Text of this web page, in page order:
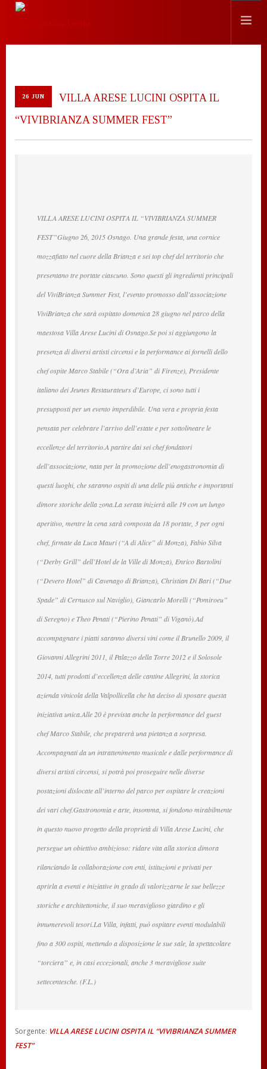
CHEF
PRESS
26 JUN
VILLA ARESE LUCINI OSPITA IL
“VIVIBRIANZA SUMMER FEST”
VILLA ARESE LUCINI OSPITA IL “VIVIBRIANZA SUMMER
FEST”Giugno 26, 2015 Osnago. Una grande festa, una cornice
mozzafiato nel cuore della Brianza e sei top chef del territorio che
presentano tre portate ciascuno. Sono questi gli ingredienti principali
del ViviBrianza Summer Fest, l’evento promosso dall’associazione
ViviBrianza che sarà ospitato domenica 28 giugno nel parco della
maestosa Villa Arese Lucini di Osnago.Se poi si aggiungono la
presenza di diversi artisti circensi e la performance ai fornelli dello
chef ospite Marco Stabile (“Ora d’Aria” di Firenze), Presidente
italiano dei Jeunes Restaurateurs d’Europe, ci sono tutti i
presupposti per un evento imperdibile. Una vera e propria festa
pensata per celebrare l’arrivo dell’estate e per sottolineare le
eccellenze del territorio.A partire dai sei chef fondatori
dell’associazione, nata per la promozione dell’enogastronomia di
questi luoghi, che saranno ospiti di una delle più antiche e importanti
dimore storiche della zona.La serata inizierà alle 19 con un lungo
aperitivo, mentre la cena sarà composta da 18 portate, 3 per ogni
chef, firmate da Luca Mauri (“A di Alice” di Monza), Fabio Silva
(“Derby Grill” dell’Hotel de la Ville di Monza), Enrico Bartolini
(“Devero Hotel” di Cavenago di Brianza), Christian Di Bari (“Due
Spade” di Cernusco sul Naviglio), Giancarlo Morelli (“Pomiroeu”
di Seregno) e Theo Penati (“Pierino Penati” di Viganò).Ad
accompagnare i piatti saranno diversi vini come il Brunello 2009, il
Giovanni Allegrini 2011, il Palazzo della Torre 2012 e il Solosole
2014, tutti prodotti d’eccellenza delle cantine Allegrini, la storica
azienda vinicola della Valpollicella che ha deciso di sposare questa
iniziativa unica.Alle 20 è prevista anche la performance del guest
chef Marco Stabile, che preparerà una pietanza a sorpresa.
Accompagnati da un intrattenimento musicale e dalle performance di
diversi artisti circensi, si potrà poi proseguire nelle diverse
postazioni dislocate all’interno del parco per ospitare le creazioni
dei vari chef.Gastronomia e arte, insomma, si fondono mirabilmente
in questo nuovo progetto della proprietà di Villa Arese Lucini, che
persegue un obiettivo ambizioso: ridare vita alla storica dimora
rilanciando la collaborazione con enti, istituzioni e privati per
aprirla a eventi e iniziative in grado di valorizzarne le sue bellezze
storiche e architettoniche, il suo meraviglioso giardino e gli
innumerevoli tesori.La Villa, infatti, può ospitare eventi modulabili
fino a 300 ospiti, mettendo a disposizione le sue sale, la spettacolare
“torciera” e, in casi eccezionali, anche 3 meravigliose suite
settecentesche. (F.L.)
Sorgente: VILLA ARESE LUCINI OSPITA IL “VIVIBRIANZA SUMMER
FEST”